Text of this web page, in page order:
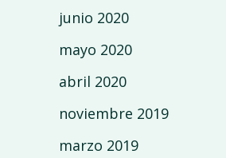
junio 2020
mayo 2020
abril 2020
noviembre 2019
marzo 2019